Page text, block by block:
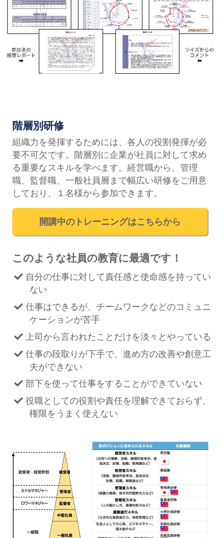
階層別研修
組織力を発揮するためには、各人の役割発揮が必
要不可欠です。階層別に企業が社員に対して求め
る重要なスキルを学べます。経営職から、管理
職、監督職、一般社員層まで幅広い研修をご用意
しており、１名様から参加できます。
開講中のトレーニングはこちらから
このような社員の教育に最適です！
自分の仕事に対して責任感と使命感を持ってい
ない
仕事はできるが、チームワークなどのコミュニ
ケーションが苦手
上司から言われたことだけを淡々とやっている
仕事の段取りが下手で、進め方の改善や創意工
夫ができない
部下を使って仕事をすることができていない
役職としての役割や責任を理解できておらず、
権限をうまく使えない